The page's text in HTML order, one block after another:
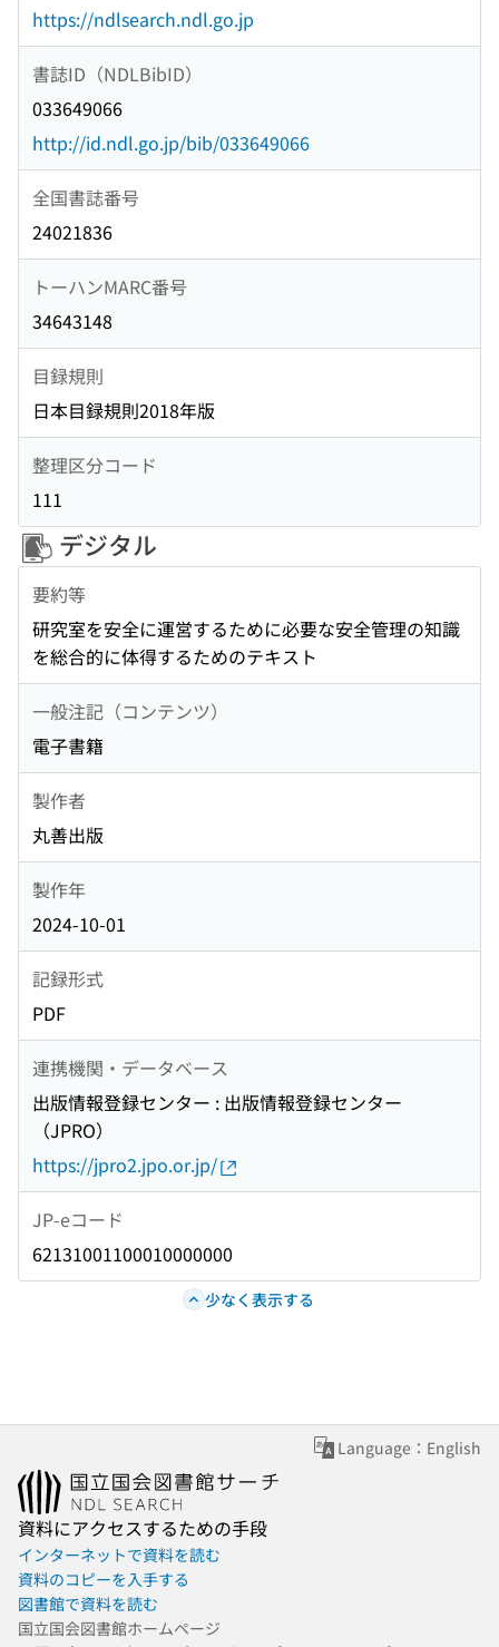
https://ndlsearch.ndl.go.jp
書誌ID（NDLBibID）
033649066
http://id.ndl.go.jp/bib/033649066
全国書誌番号
24021836
トーハンMARC番号
34643148
目録規則
日本目録規則2018年版
整理区分コード
111
デジタル
要約等
研究室を安全に運営するために必要な安全管理の知識
を総合的に体得するためのテキスト
一般注記（コンテンツ）
電子書籍
製作者
丸善出版
製作年
2024-10-01
記録形式
PDF
連携機関・データベース
出版情報登録センター : 出版情報登録センター
（JPRO）
https://jpro2.jpo.or.jp/
JP-eコード
62131001100010000000
少なく表示する
Language：English
資料にアクセスするための手段
インターネットで資料を読む
資料のコピーを入手する
図書館で資料を読む
国立国会図書館ホームページ